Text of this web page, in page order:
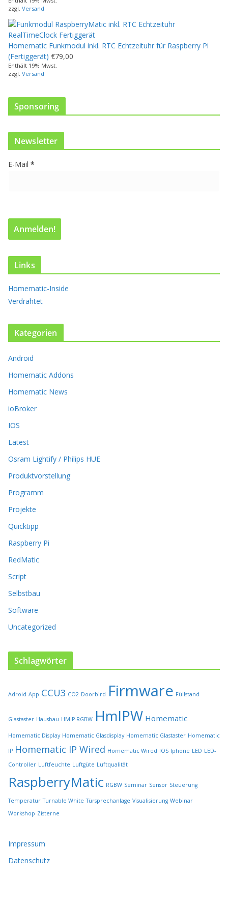
r
o
d
u
k
t
w
t
e
e
r
a
e
n
u
.
e
p
t
o
n
n
k
n
e
n
u
f
e
r
r
d
u
e
t
e
w
h
l
t
w
e
d
n
zzgl. Versand
Homematic Funkmodul inkl. RTC Echtzeituhr für Raspberry Pi
(Fertiggerät) €79,00
Enthält 19% Mwst.
zzgl. Versand
Sponsoring
Newsletter
E-Mail *
Links
Homematic-Inside
Verdrahtet
Kategorien
Android
Homematic Addons
Homematic News
ioBroker
IOS
Latest
Osram Lightify / Philips HUE
Produktvorstellung
Programm
Projekte
Quicktipp
Raspberry Pi
RedMatic
Script
Selbstbau
Software
Uncategorized
Schlagwörter
Adroid App CCU3 CO2 Doorbird Firmware Füllstand
Glastaster Hausbau HMIP-RGBW HmIPW Homematic
Homematic Display Homematic Glasdisplay Homematic Glastaster Homematic
IP Homematic IP Wired Homematic Wired IOS Iphone LED LED-
Controller Luftfeuchte Luftgüte Luftqualität
RaspberryMatic RGBW Seminar Sensor Steuerung
Temperatur Turnable White Türsprechanlage Visualisierung Webinar
Workshop Zisterne
Impressum
Datenschutz